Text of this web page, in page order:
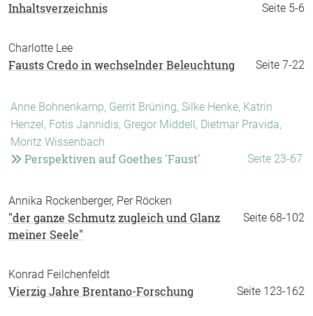
Seite 5-6
Inhaltsverzeichnis
Charlotte Lee
Seite 7-22
Fausts Credo in wechselnder Beleuchtung
Anne Bohnenkamp, Gerrit Brüning, Silke Henke, Katrin
Henzel, Fotis Jannidis, Gregor Middell, Dietmar Pravida,
Moritz Wissenbach
Seite 23-67
Perspektiven auf Goethes 'Faust'
Annika Rockenberger, Per Röcken
Seite 68-102
"der ganze Schmutz zugleich und Glanz
meiner Seele"
Konrad Feilchenfeldt
Seite 123-162
Vierzig Jahre Brentano-Forschung